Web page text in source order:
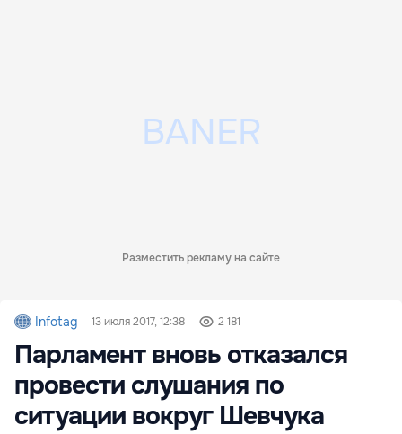
Разместить рекламу на сайте
Infotag 13 июля 2017, 12:38 2 181
Парламент вновь отказался
провести слушания по
ситуации вокруг Шевчука